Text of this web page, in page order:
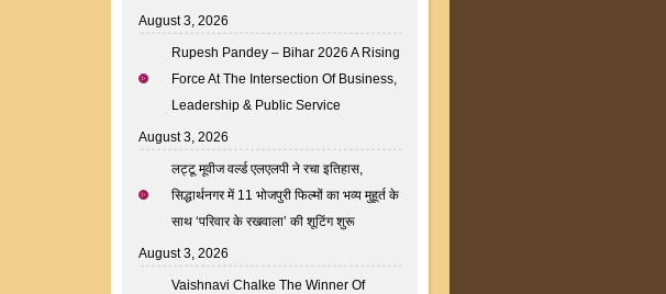
August 3, 2026
Rupesh Pandey – Bihar 2026 A Rising
Force At The Intersection Of Business,
Leadership & Public Service
August 3, 2026
लट्टू मूवीज वर्ल्ड एलएलपी ने रचा इतिहास,
सिद्धार्थनगर में 11 भोजपुरी फिल्मों का भव्य मुहूर्त के
साथ ‘परिवार के रखवाला’ की शूटिंग शुरू
August 3, 2026
Vaishnavi Chalke The Winner Of